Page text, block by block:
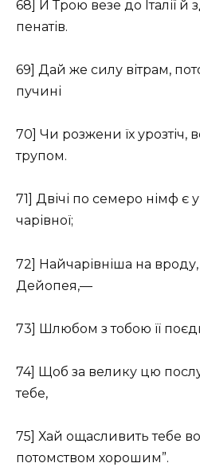
68] Й Трою везе до Італії й
пенатів.
69] Дай же силу вітрам,
пучині
70] Чи розжени їх
трупом.
71] Двічі по семеро німф є
чарівної;
72] Найчарівніша на
Дейопея,—
73] Шлюбом з тобою її
74] Щоб за велику цю
тебе,
75] Хай ощасливить тебе
потомством хорошим”.